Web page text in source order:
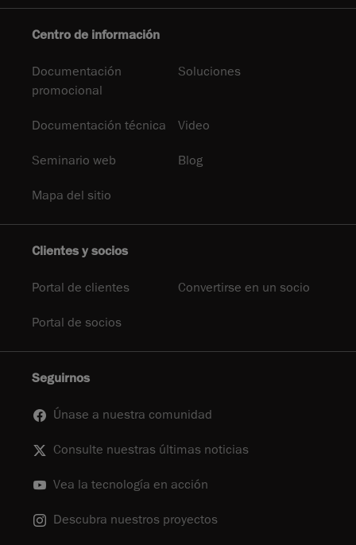
Centro de información
Documentación
promocional
Soluciones
Documentación técnica Video
Seminario web Blog
Mapa del sitio
Clientes y socios
Portal de clientes Convertirse en un socio
Portal de socios
Seguirnos
Únase a nuestra comunidad
Consulte nuestras últimas noticias
Vea la tecnología en acción
Descubra nuestros proyectos